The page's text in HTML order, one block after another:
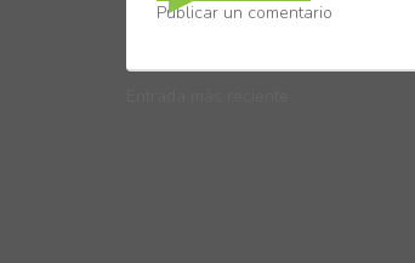
Publicar un comentario